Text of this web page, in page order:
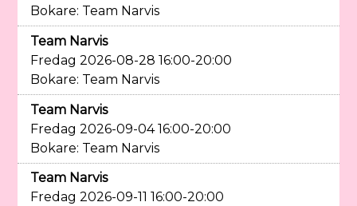
Bokare: Team Narvis
Team Narvis
Fredag 2026-08-28 16:00-20:00
Bokare: Team Narvis
Team Narvis
Fredag 2026-09-04 16:00-20:00
Bokare: Team Narvis
Team Narvis
Fredag 2026-09-11 16:00-20:00